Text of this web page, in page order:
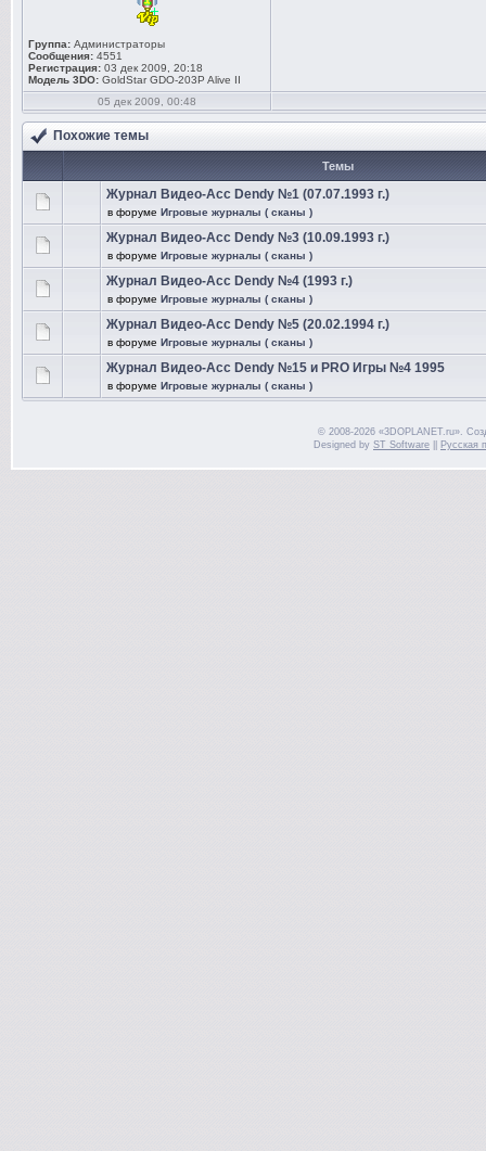
Группа: Администраторы
Сообщения: 4551
Регистрация: 03 дек 2009, 20:18
Модель 3DO: GoldStar GDO-203P Alive II
05 дек 2009, 00:48
Похожие темы
Темы
Журнал Видео-Асс Dendy №1 (07.07.1993 г.)
в форуме Игровые журналы ( сканы )
Журнал Видео-Асс Dendy №3 (10.09.1993 г.)
в форуме Игровые журналы ( сканы )
Журнал Видео-Асс Dendy №4 (1993 г.)
в форуме Игровые журналы ( сканы )
Журнал Видео-Асс Dendy №5 (20.02.1994 г.)
в форуме Игровые журналы ( сканы )
Журнал Видео-Асс Dendy №15 и PRO Игры №4 1995
в форуме Игровые журналы ( сканы )
© 2008-2026 «3DOPLANET.ru».
Designed by ST Software Русская